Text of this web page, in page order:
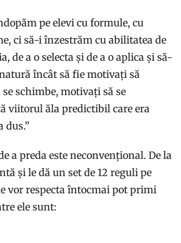
pe elevi cu formule, cu
ci să-i înzestrăm cu abilitatea de
de a o selecta și de a o aplica și să-
încât să fie motivați să
schimbe, motivați să se
viitorul ăla predictibil care era
dus.”
a preda este neconvențional. De la
și le dă un set de 12 reguli pe
vor respecta întocmai pot primi
ele sunt: